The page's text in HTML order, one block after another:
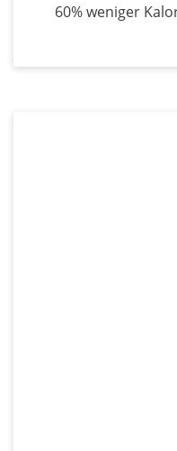
60% weniger